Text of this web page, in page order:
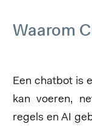
Waarom
Een chatbot is
kan voeren,
regels en AI